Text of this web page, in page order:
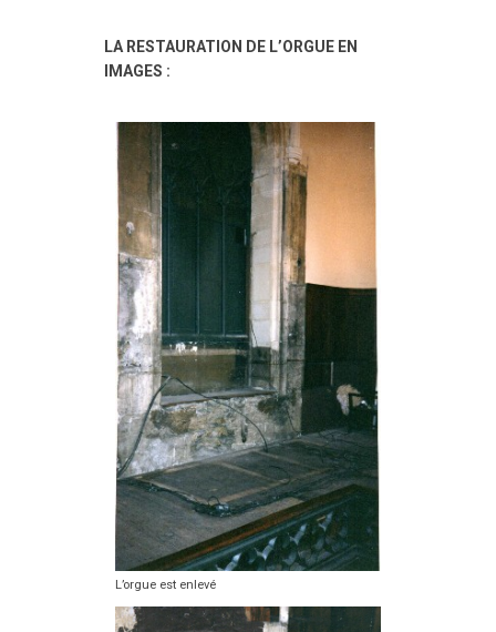
LA RESTAURATION DE L’ORGUE EN
IMAGES :
L’orgue est enlevé